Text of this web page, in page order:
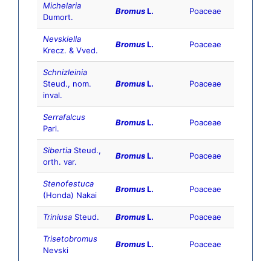
Michelaria
Dumort.
BromusL. Poaceae
Nevskiella
Krecz. & Vved.
BromusL. Poaceae
Schnizleinia
Steud., nom.
inval.
BromusL. Poaceae
Serrafalcus
Parl.
BromusL. Poaceae
Sibertia Steud.,
orth. var.
BromusL. Poaceae
Stenofestuca
(Honda) Nakai
BromusL. Poaceae
Triniusa Steud. BromusL. Poaceae
Trisetobromus
Nevski
BromusL. Poaceae